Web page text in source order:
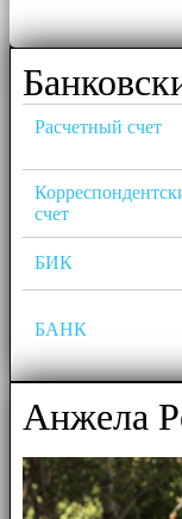
Расчетный счет
счет
БИК
БАНК
Анжела